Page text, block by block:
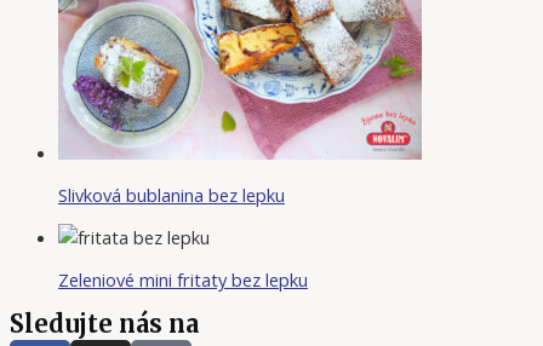
Slivková bublanina bez lepku
Zeleniové mini fritaty bez lepku
Sledujte nás na